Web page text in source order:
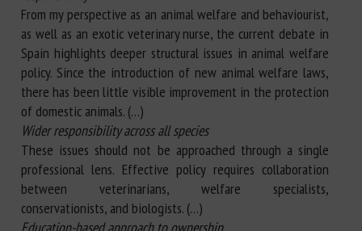
From my perspective as an animal welfare and behaviourist,
as well as an exotic veterinary nurse, the current debate in
Spain highlights deeper structural issues in animal welfare
policy. Since the introduction of new animal welfare laws,
there has been little visible improvement in the protection
of domestic animals. (…)
Wider responsibility across all species
These issues should not be approached through a single
professional lens. Effective policy requires collaboration
between veterinarians, welfare specialists,
conservationists, and biologists. (…)